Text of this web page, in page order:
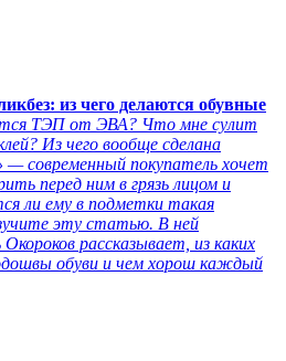
из чего делаются обувные
ТЭП от ЭВА? Что мне сулит
Из чего вообще сделана
современный покупатель хочет
перед ним в грязь лицом и
ли ему в подметки такая
эту статью. В ней
рассказывает, из каких
обуви и чем хорош каждый